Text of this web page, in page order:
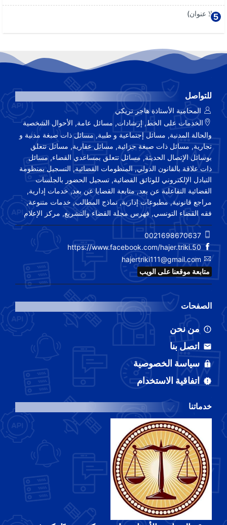
(بلا عنوان)
للتواصل
المحامية الأستاذة هاجر تريكي
الخدمات على الخط, إرشادات, مسائل عامة, الأحوال الشخصية
والحالة المدنية, مسائل إجتماعية و طبية, مسائل ذات صبغة مدنية و
تجارية, مسائل ذات صبغة جزائية, مسائل عقارية, مسائل تتعلق
بوسائل الإتصال الحديثة, مسائل تتعلق بمساعدي القضاء, مسائل
ذات علاقة بالقانون الدولي, المنظومات القضائية, التسجيل بمنظومة
التبادل الإلكتروني للوثائق القضائية, تسجيل الحضور بالجلسات
القضائية التفاعلية عن بعد, متابعة القضايا عن بعد, خدمات إدارية,
مراجع قانونية, مطبوعات إدارية, نماذج المطالب, خدمات متنوعة,
فقه القضاء التونسي, فهرس مجلة القضاء والتشريع, مركز الإعلام
0021698670637
https://www.facebook.com/hajer.triki.50
hajertriki111@gmail.com
متابعة موقعنا على الويب
الصفحات
من نحن
اتصل بنا
سياسة الخصوصية
اتفاقية الاستخدام
خدماتنا